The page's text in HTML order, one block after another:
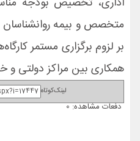
متخصص و بیمه روانشناسان
بر لزوم برگزاری مستمر
همکاری بین مراکز دولتی و
لینک‌کوتاه
دفعات مشاهده: 0